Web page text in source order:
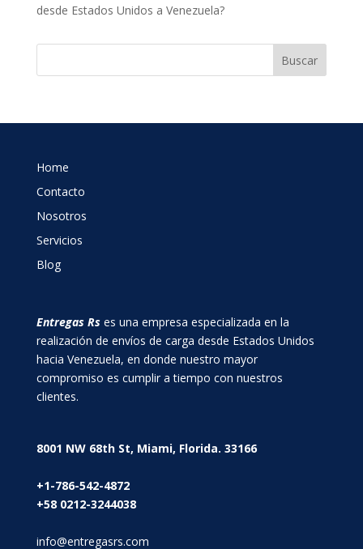
desde Estados Unidos a Venezuela?
Buscar
Home
Contacto
Nosotros
Servicios
Blog
Entregas Rses una empresa especializada en la
realización de envíos de carga desde Estados Unidos
hacia Venezuela, en donde nuestro mayor
compromiso es cumplir a tiempo con nuestros
clientes.
8001 NW 68th St, Miami, Florida. 33166
+1-786-542-4872
+58 0212-3244038
info@entregasrs.com